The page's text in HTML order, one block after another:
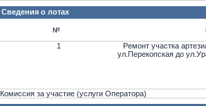
Сведения о лотах
№
1
Ремонт участка
ул.Перекопская до
Комиссия за участие (услуги Оператора)